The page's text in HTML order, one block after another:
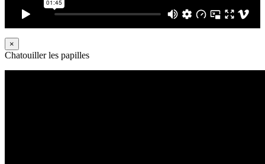
×
Chatouiller les papilles